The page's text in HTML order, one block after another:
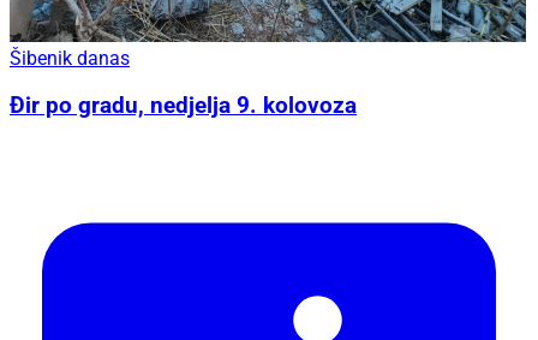
Šibenik danas
Đir po gradu, nedjelja 9. kolovoza